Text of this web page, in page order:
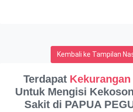
Kembali ke Tampilan
Terdapat Kekurangan
Untuk Mengisi
Sakit di PAPUA